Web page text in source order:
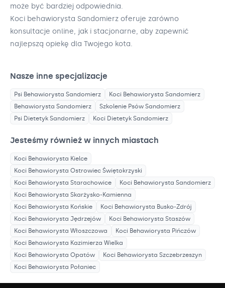
może być bardziej odpowiednia.
Koci behawiorysta Sandomierz oferuje zarówno
konsultacje online, jak i stacjonarne, aby zapewnić
najlepszą opiekę dla Twojego kota.
Nasze inne specjalizacje
Psi Behawiorysta Sandomierz Koci Behawiorysta Sandomierz
Behawiorysta Sandomierz Szkolenie Psów Sandomierz
Psi Dietetyk Sandomierz Koci Dietetyk Sandomierz
Jesteśmy również w innych miastach
Koci Behawiorysta Kielce
Koci Behawiorysta Ostrowiec Świętokrzyski
Koci Behawiorysta Starachowice Koci Behawiorysta Sandomierz
Koci Behawiorysta Skarżysko-Kamienna
Koci Behawiorysta Końskie Koci Behawiorysta Busko-Zdrój
Koci Behawiorysta Jędrzejów Koci Behawiorysta Staszów
Koci Behawiorysta Włoszczowa Koci Behawiorysta Pińczów
Koci Behawiorysta Kazimierza Wielka
Koci Behawiorysta Opatów Koci Behawiorysta Szczebrzeszyn
Koci Behawiorysta Połaniec